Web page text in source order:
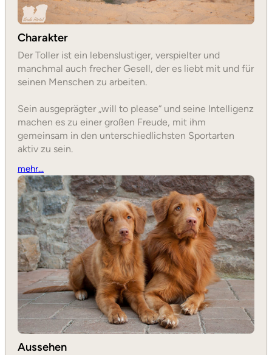
Charakter
Der Toller ist ein lebenslustiger, verspielter und
manchmal auch frecher Gesell, der es liebt mit und für
seinen Menschen zu arbeiten.
Sein ausgeprägter „will to please“ und seine Intelligenz
machen es zu einer großen Freude, mit ihm
gemeinsam in den unterschiedlichsten Sportarten
aktiv zu sein.
mehr…
Aussehen